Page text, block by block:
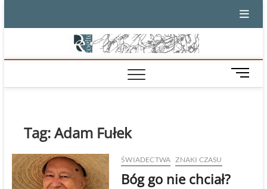
M
e
Tag:Adam Fułek
ŚWIADECTWA ZNAKI CZASU
Bóg go nie chciał?